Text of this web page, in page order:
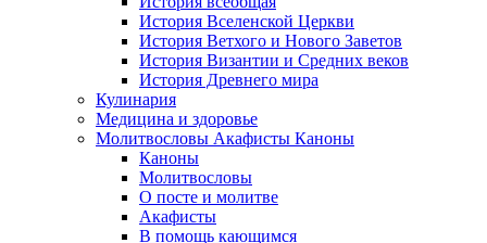
История Вселенской Церкви
История Ветхого и Нового Заветов
История Византии и Средних веков
История Древнего мира
Кулинария
Медицина и здоровье
Молитвословы Акафисты Каноны
Каноны
Молитвословы
О посте и молитве
Акафисты
В помощь кающимся